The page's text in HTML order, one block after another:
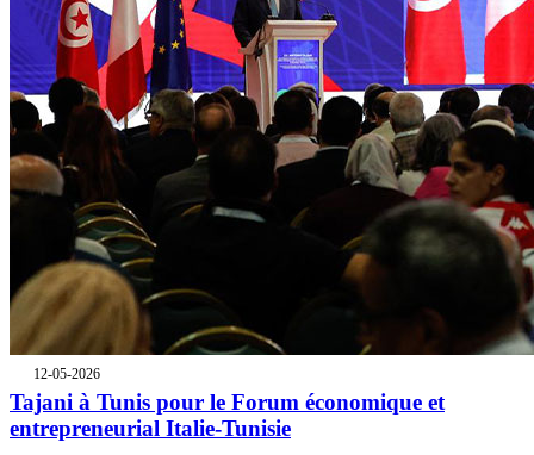
12-05-2026
Tajani à Tunis pour le Forum économique et
entrepreneurial Italie-Tunisie